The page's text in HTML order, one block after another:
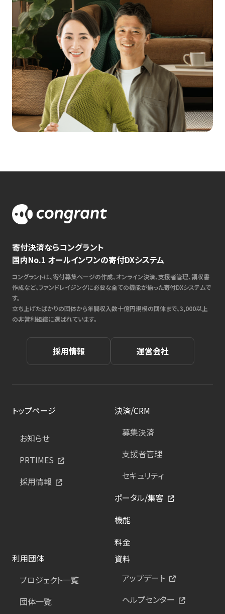
寄付決済ならコングラント
国内No.1 オールインワンの寄付DXシステム
コングラントは、寄付募集ページの作成、オンライン決済、支援者管理、領収書
作成など、ファンドレイジングに必要な全ての機能が揃った寄付DXシステムで
す。
立ち上げたばかりの団体から年間収入数十億円規模の団体まで、3,000以上
の非営利組織に選ばれています。
採用情報 運営会社
トップページ
お知らせ
PRTIMES
採用情報
決済/CRM
募集決済
支援者管理
セキュリティ
ポータル/集客
機能
料金
利用団体
プロジェクト一覧
団体一覧
資料
アップデート
ヘルプセンター